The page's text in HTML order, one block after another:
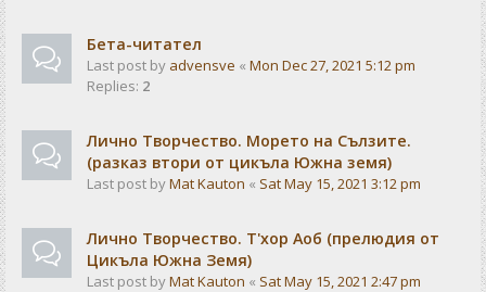
Бета-читател
Last post by advensve « Mon Dec 27, 2021 5:12 pm
Replies: 2
Лично Творчество. Морето на Сълзите.
(разказ втори от цикъла Южна земя)
Last post byMat Kauton « Sat May 15, 2021 3:12 pm
Лично Творчество. Т'хор Аоб (прелюдия от
Цикъла Южна Земя)
Last post byMat Kauton « Sat May 15, 2021 2:47 pm